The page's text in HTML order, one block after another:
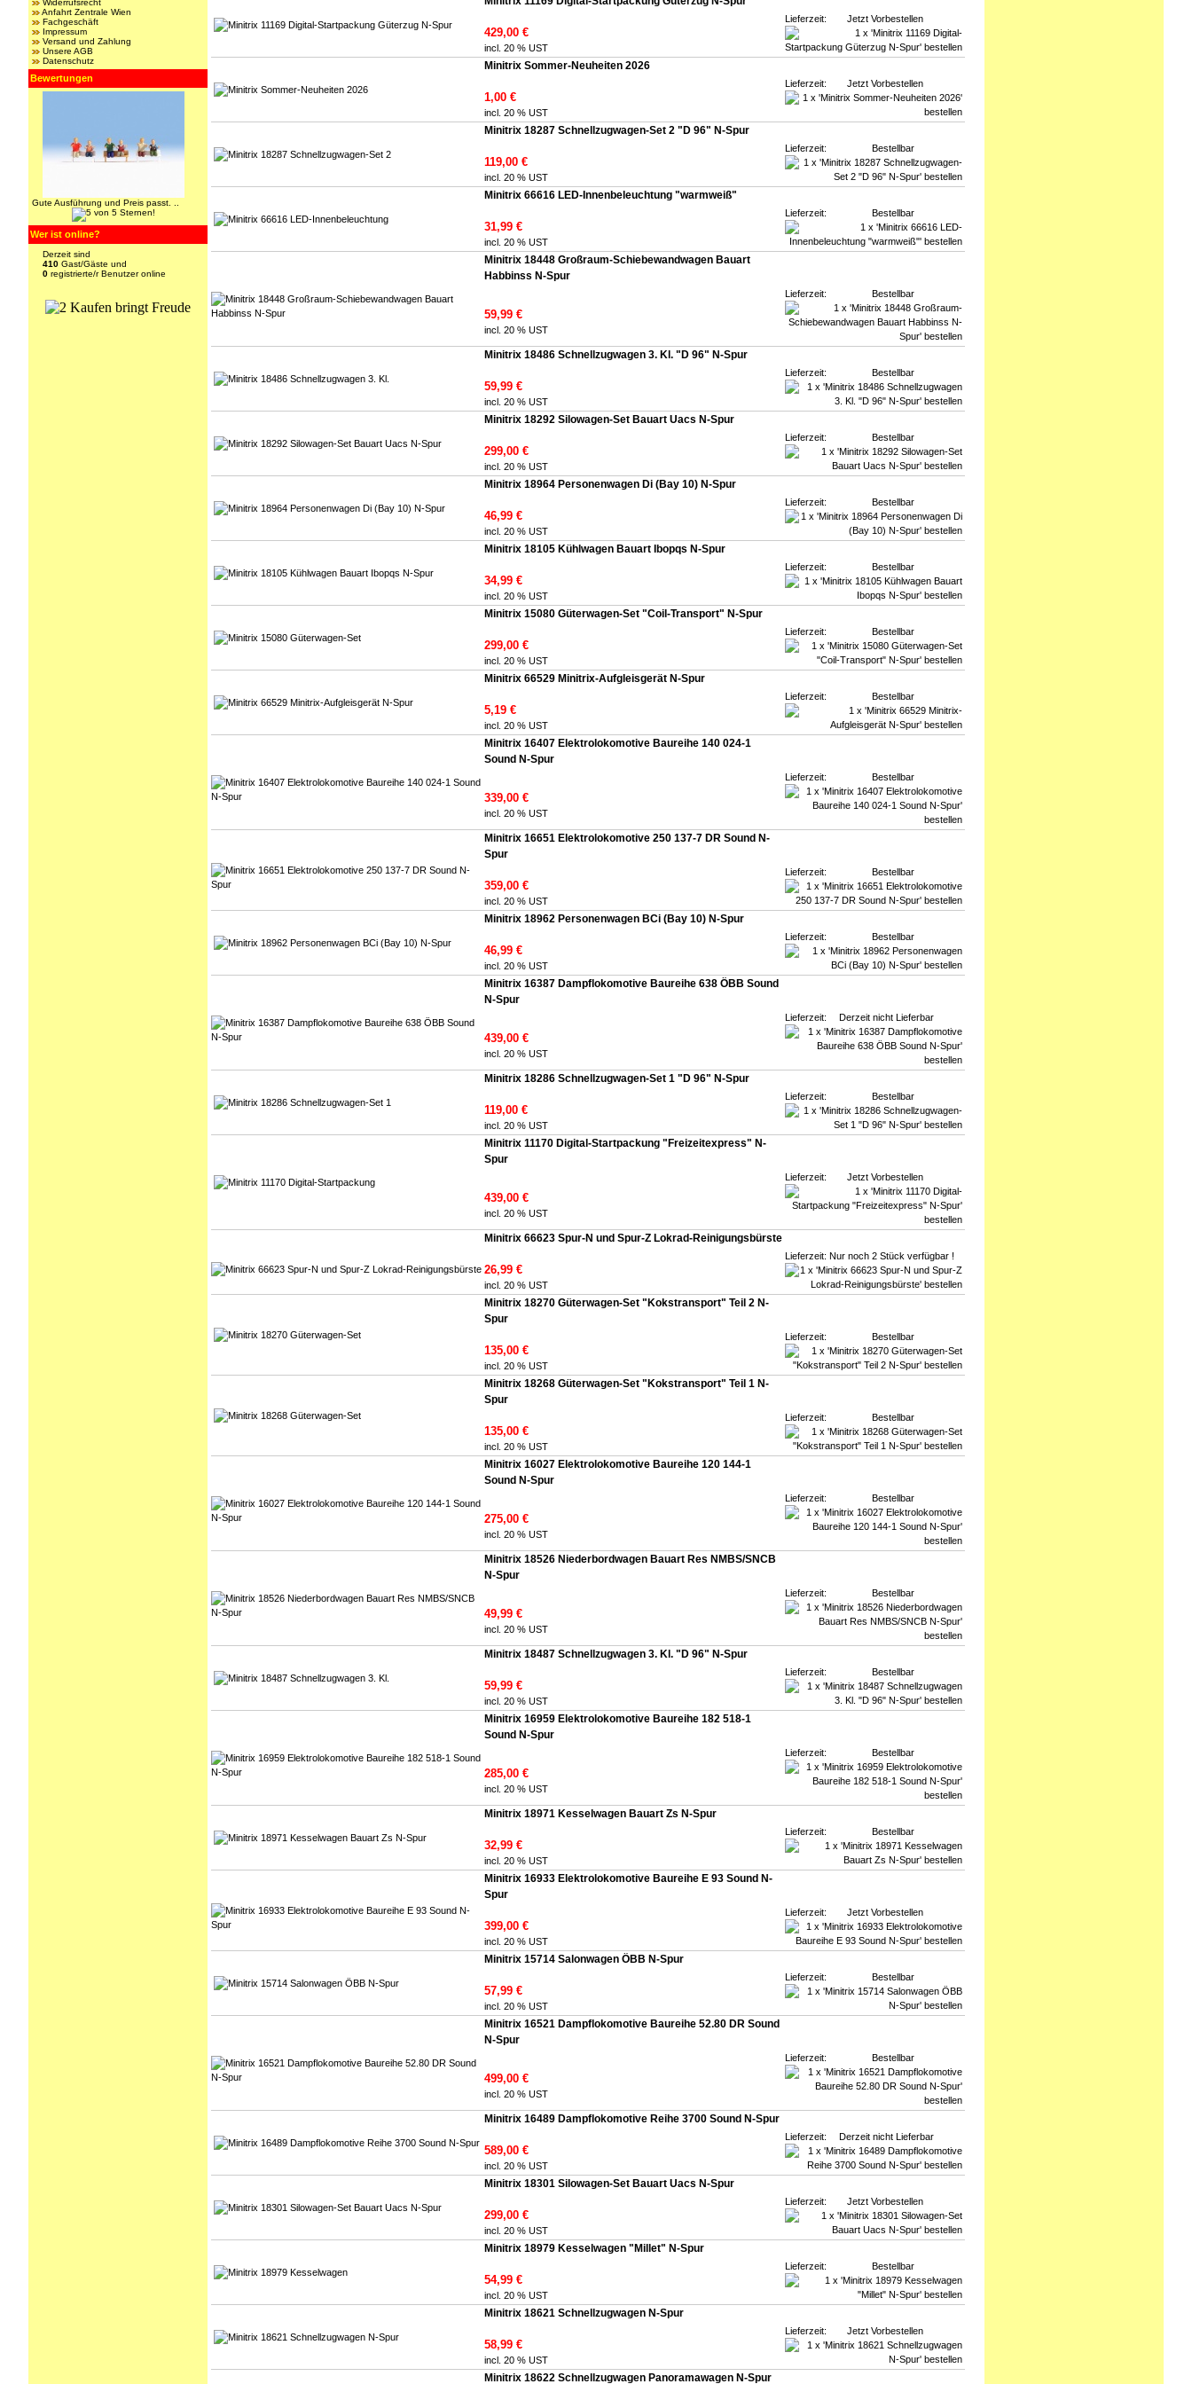
Widerrufsrecht
Anfahrt Zentrale Wien
Fachgeschäft
Impressum
Versand und Zahlung
Unsere AGB
Datenschutz
Bewertungen
Gute Ausführung und Preis passt. ..
Wer ist online?
Derzeit sind
410 Gast/Gäste und
0 registrierte/r Benutzer online
429,00 €
incl. 20 % UST
Lieferzeit: Jetzt Vorbestellen
Minitrix Sommer-Neuheiten 2026
1,00 €
incl. 20 % UST
Lieferzeit: Jetzt Vorbestellen
Minitrix 18287 Schnellzugwagen-Set 2 "D 96" N-Spur
119,00 €
incl. 20 % UST
Lieferzeit: Bestellbar
Minitrix 66616 LED-Innenbeleuchtung "warmweiß"
31,99 €
incl. 20 % UST
Lieferzeit: Bestellbar
Minitrix 18448 Großraum-Schiebewandwagen Bauart
Habbinss N-Spur
59,99 €
incl. 20 % UST
Lieferzeit: Bestellbar
Minitrix 18486 Schnellzugwagen 3. Kl. "D 96" N-Spur
59,99 €
incl. 20 % UST
Lieferzeit: Bestellbar
Minitrix 18292 Silowagen-Set Bauart Uacs N-Spur
299,00 €
incl. 20 % UST
Lieferzeit: Bestellbar
Minitrix 18964 Personenwagen Di (Bay 10) N-Spur
46,99 €
incl. 20 % UST
Lieferzeit: Bestellbar
Minitrix 18105 Kühlwagen Bauart Ibopqs N-Spur
34,99 €
incl. 20 % UST
Lieferzeit: Bestellbar
Minitrix 15080 Güterwagen-Set "Coil-Transport" N-Spur
299,00 €
incl. 20 % UST
Lieferzeit: Bestellbar
Minitrix 66529 Minitrix-Aufgleisgerät N-Spur
5,19 €
incl. 20 % UST
Lieferzeit: Bestellbar
Minitrix 16407 Elektrolokomotive Baureihe 140 024-1
Sound N-Spur
339,00 €
incl. 20 % UST
Lieferzeit: Bestellbar
Minitrix 16651 Elektrolokomotive 250 137-7 DR Sound N-
Spur
359,00 €
incl. 20 % UST
Lieferzeit: Bestellbar
Minitrix 18962 Personenwagen BCi (Bay 10) N-Spur
46,99 €
incl. 20 % UST
Lieferzeit: Bestellbar
Minitrix 16387 Dampflokomotive Baureihe 638 ÖBB Sound
N-Spur
439,00 €
incl. 20 % UST
Lieferzeit: Derzeit nicht Lieferbar
Minitrix 18286 Schnellzugwagen-Set 1 "D 96" N-Spur
119,00 €
incl. 20 % UST
Lieferzeit: Bestellbar
Minitrix 11170 Digital-Startpackung "Freizeitexpress" N-
Spur
439,00 €
incl. 20 % UST
Lieferzeit: Jetzt Vorbestellen
Minitrix 66623 Spur-N und Spur-Z Lokrad-Reinigungsbürste
26,99 €
incl. 20 % UST
Lieferzeit: Nur noch 2 Stück verfügbar !
Minitrix 18270 Güterwagen-Set "Kokstransport" Teil 2 N-
Spur
135,00 €
incl. 20 % UST
Lieferzeit: Bestellbar
Minitrix 18268 Güterwagen-Set "Kokstransport" Teil 1 N-
Spur
135,00 €
incl. 20 % UST
Lieferzeit: Bestellbar
Minitrix 16027 Elektrolokomotive Baureihe 120 144-1
Sound N-Spur
275,00 €
incl. 20 % UST
Lieferzeit: Bestellbar
Minitrix 18526 Niederbordwagen Bauart Res NMBS/SNCB
N-Spur
49,99 €
incl. 20 % UST
Lieferzeit: Bestellbar
Minitrix 18487 Schnellzugwagen 3. Kl. "D 96" N-Spur
59,99 €
incl. 20 % UST
Lieferzeit: Bestellbar
Minitrix 16959 Elektrolokomotive Baureihe 182 518-1
Sound N-Spur
285,00 €
incl. 20 % UST
Lieferzeit: Bestellbar
Minitrix 18971 Kesselwagen Bauart Zs N-Spur
32,99 €
incl. 20 % UST
Lieferzeit: Bestellbar
Minitrix 16933 Elektrolokomotive Baureihe E 93 Sound N-
Spur
399,00 €
incl. 20 % UST
Lieferzeit: Jetzt Vorbestellen
Minitrix 15714 Salonwagen ÖBB N-Spur
57,99 €
incl. 20 % UST
Lieferzeit: Bestellbar
Minitrix 16521 Dampflokomotive Baureihe 52.80 DR Sound
N-Spur
499,00 €
incl. 20 % UST
Lieferzeit: Bestellbar
Minitrix 16489 Dampflokomotive Reihe 3700 Sound N-Spur
589,00 €
incl. 20 % UST
Lieferzeit: Derzeit nicht Lieferbar
Minitrix 18301 Silowagen-Set Bauart Uacs N-Spur
299,00 €
incl. 20 % UST
Lieferzeit: Jetzt Vorbestellen
Minitrix 18979 Kesselwagen "Millet" N-Spur
54,99 €
incl. 20 % UST
Lieferzeit: Bestellbar
Minitrix 18621 Schnellzugwagen N-Spur
58,99 €
incl. 20 % UST
Lieferzeit: Jetzt Vorbestellen
Minitrix 18622 Schnellzugwagen Panoramawagen N-Spur